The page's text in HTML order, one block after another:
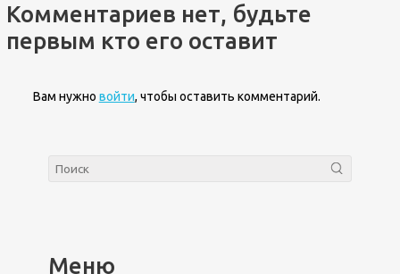
Комментариев нет, будьте
первым кто его оставит
Вам нужно войти, чтобы оставить комментарий.
Меню